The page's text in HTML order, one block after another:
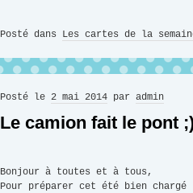
Posté dans Les cartes de la
Le camion fait le pont
Posté le 2 mai 2014 par admin
Bonjour à toutes et à tous,
Pour préparer cet été bien